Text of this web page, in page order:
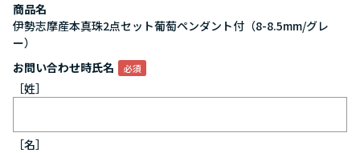
商品名
伊勢志摩産本真珠2点セット葡萄ペンダント付（8-8.5mm/グレ
ー）
お問い合わせ時氏名
［姓］
［名］